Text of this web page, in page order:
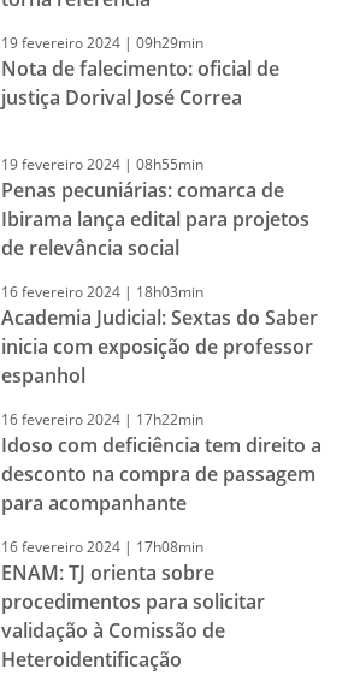
19fevereiro2024 | 09h29min
Nota de falecimento: oficial de
justiça Dorival José Correa
19fevereiro2024 | 08h55min
Penas pecuniárias: comarca de
Ibirama lança edital para projetos
de relevância social
16fevereiro2024 | 18h03min
Academia Judicial: Sextas do Saber
inicia com exposição de professor
espanhol
16fevereiro2024 | 17h22min
Idoso com deficiência tem direito a
desconto na compra de passagem
para acompanhante
16fevereiro2024 | 17h08min
ENAM: TJ orienta sobre
procedimentos para solicitar
validação à Comissão de
Heteroidentificação